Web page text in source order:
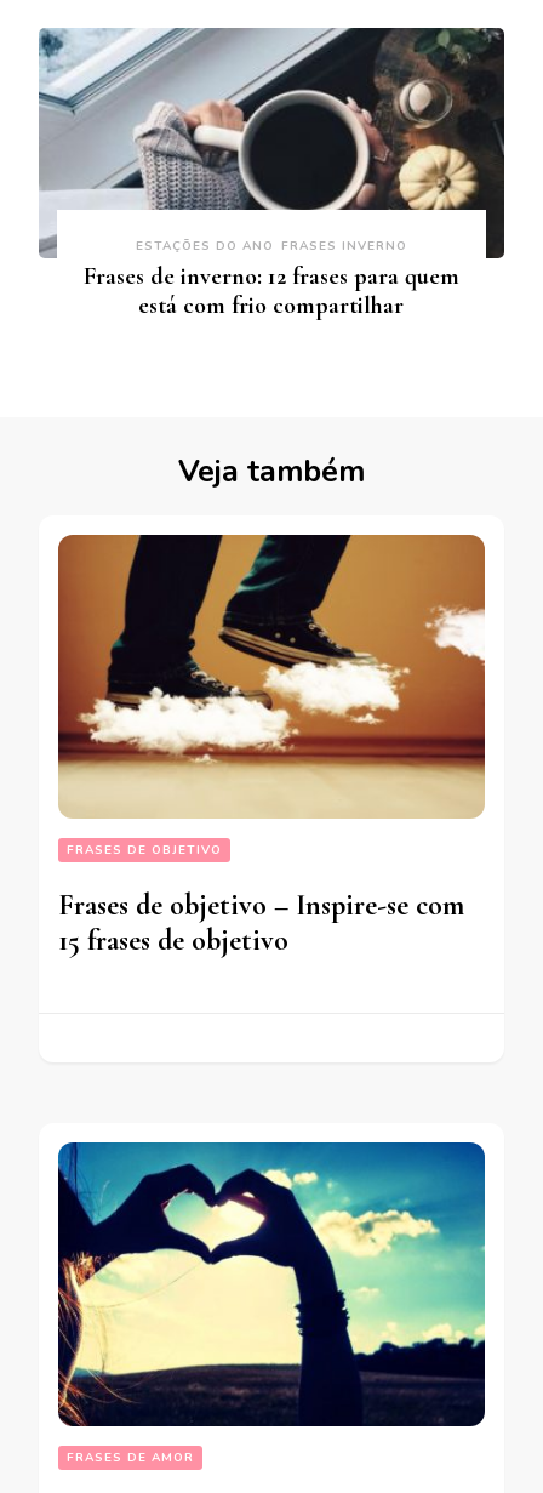
ESTAÇÕES DO ANO FRASES INVERNO
Frases de inverno: 12 frases para quem
está com frio compartilhar
Veja também
FRASES DE OBJETIVO
Frases de objetivo – Inspire-se com
15 frases de objetivo
FRASES DE AMOR